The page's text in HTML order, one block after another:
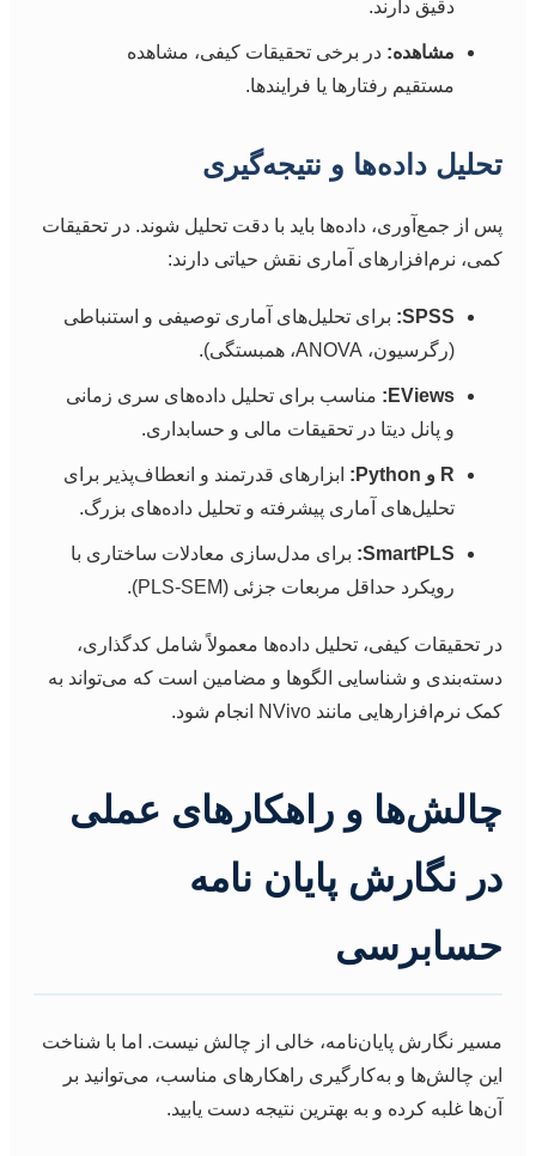
دقیق دارند.
مشاهده: در برخی تحقیقات کیفی، مشاهده
مستقیم رفتارها یا فرایندها.
تحلیل داده‌ها و نتیجه‌گیری
پس از جمع‌آوری، داده‌ها باید با دقت تحلیل شوند. در تحقیقات
کمی، نرم‌افزارهای آماری نقش حیاتی دارند:
SPSS: برای تحلیل‌های آماری توصیفی و استنباطی
(رگرسیون، ANOVA، همبستگی).
EViews:
مناسب برای تحلیل داده‌های سری زمانی
و پانل دیتا در تحقیقات مالی و حسابداری.
R و Python:
ابزارهای قدرتمند و انعطاف‌پذیر برای
تحلیل‌های آماری پیشرفته و تحلیل داده‌های بزرگ.
SmartPLS: برای مدل‌سازی معادلات ساختاری با
رویکرد حداقل مربعات جزئی (PLS-SEM).
در تحقیقات کیفی، تحلیل داده‌ها معمولاً شامل کدگذاری،
دسته‌بندی و شناسایی الگوها و مضامین است که می‌تواند به
کمک نرم‌افزارهایی مانند NVivo انجام شود.
چالش‌ها و راهکارهای عملی
در نگارش پایان نامه
حسابرسی
مسیر نگارش پایان‌نامه، خالی از چالش نیست. اما با شناخت
این چالش‌ها و به‌کارگیری راهکارهای مناسب، می‌توانید بر
آن‌ها غلبه کرده و به بهترین نتیجه دست یابید.